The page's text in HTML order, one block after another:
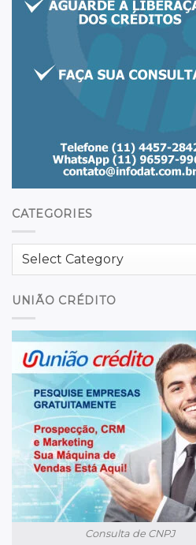
CATEGORIES
UNIÃO CRÉDITO
Consulta de CNPJ